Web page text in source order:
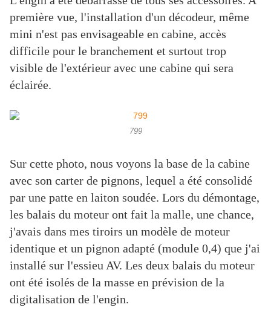
première vue, l'installation d'un décodeur, même
mini n'est pas envisageable en cabine, accès
difficile pour le branchement et surtout trop
visible de l'extérieur avec une cabine qui sera
éclairée.
799
Sur cette photo, nous voyons la base de la cabine
avec son carter de pignons, lequel a été consolidé
par une patte en laiton soudée. Lors du démontage,
les balais du moteur ont fait la malle, une chance,
j'avais dans mes tiroirs un modèle de moteur
identique et un pignon adapté (module 0,4) que j'ai
installé sur l'essieu AV. Les deux balais du moteur
ont été isolés de la masse en prévision de la
digitalisation de l'engin.